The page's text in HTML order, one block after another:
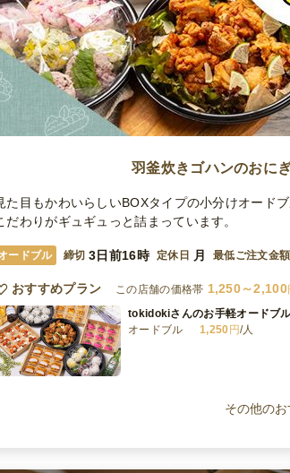
羽釜炊きゴハンのおに
た目もかわいらしいBOXタイプの小分けオード
だわりがギュギュっと詰まっています。
ードブル 締切 3日前16時 定休日 月 最低ご注文金額
おすすめプラン この店舗の価格帯 1,250～2,100
tokidokiさんのお手軽オードブ
オードブル
1,250 円/人
その他の